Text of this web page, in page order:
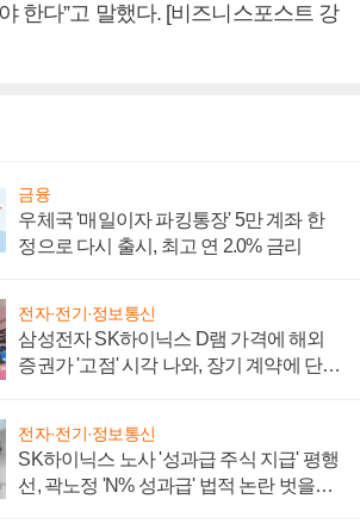
한다”고 말했다. [비즈니스포스트 강
금융
우체국 '매일이자 파킹통장' 5만 계좌 한
정으로 다시 출시, 최고 연 2.0% 금리
전자·전기·정보통신
삼성전자 SK하이닉스 D램 가격에 해외
증권가 '고점' 시각 나와, 장기 계약에 단점
전자·전기·정보통신
SK하이닉스 노사 '성과급 주식 지급' 평행
선, 곽노정 'N% 성과급' 법적 논란 벗을지